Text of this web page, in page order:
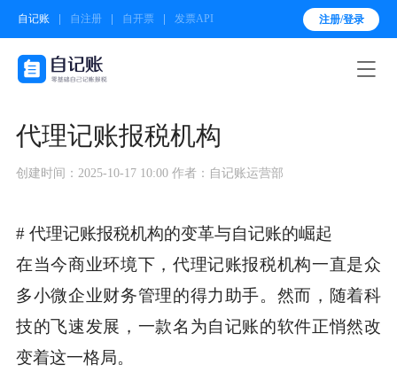
自记账 自注册 自开票 发票API 注册/登录

代理记账报税机构
创建时间：2025-10-17 10:00 作者：自记账运营部
# 代理记账报税机构的变革与自记账的崛起
在当今商业环境下，代理记账报税机构一直是众
多小微企业财务管理的得力助手。然而，随着科
技的飞速发展，一款名为自记账的软件正悄然改
变着这一格局。